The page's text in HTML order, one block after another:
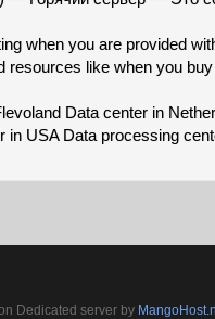
when you are provided
like when you
Data center in
in USA Data processing
Dedicated server by